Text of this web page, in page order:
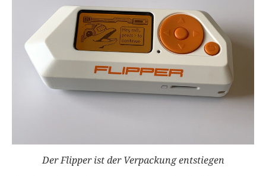
Der Flipper ist der Verpackung entstiegen